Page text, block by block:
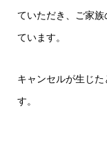
ていただき、ご家
ています。
キャンセルが生じ
す。